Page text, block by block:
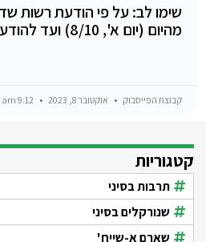
שימו לב: על פי הודעת רשות
מהיום (יום א', 8/10) ועד להודעה חדשה מסוף הגבול
קבוצת הפייסבוק אוקטובר 8, 2023
קטגוריות
תרבות בסיני
שנורקלים בסיני
שארם א-שייח'